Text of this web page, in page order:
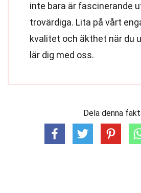
inte bara är fascinerande
trovärdiga. Lita på vårt
kvalitet och äkthet när du
lär dig med oss.
Dela denna